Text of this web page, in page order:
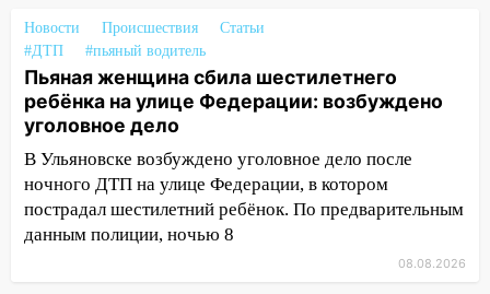
12:34
На Ульяновскую область
надвигается сильнейшая непогода: град
и шквал до 27 м/с
12:31 Ульяновец хотел купить иномарку
из Европы и потерял 760 тысяч рублей
12:20 В Чердаклинском районе
столкнулись «Лада» и Chevrolet:
пострадал 14-летний подросток
Новости Происшествия
Статьи
#ДТП
#пьяный водитель
Пьяная женщина сбила шестилетнего
ребёнка на улице Федерации: возбуждено
уголовное дело
В Ульяновске возбуждено уголовное дело после
ночного ДТП на улице Федерации, в котором
пострадал шестилетний ребёнок. По предварительным
данным полиции, ночью 8
08.08.2026